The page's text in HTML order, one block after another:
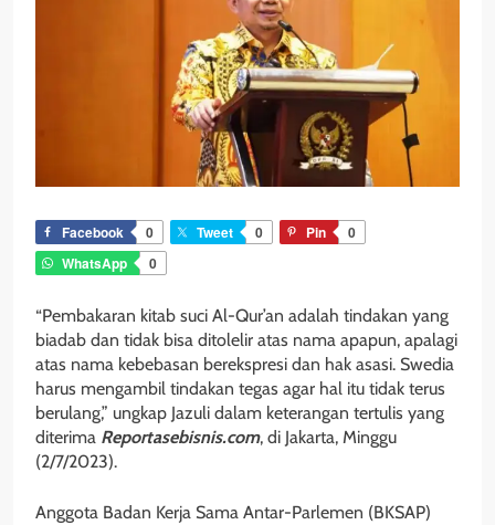
Facebook 0 Tweet 0 Pin
0
WhatsApp
0
“Pembakaran kitab suci Al-Qur’an adalah tindakan yang
biadab dan tidak bisa ditolelir atas nama apapun, apalagi
atas nama kebebasan berekspresi dan hak asasi. Swedia
harus mengambil tindakan tegas agar hal itu tidak terus
berulang,” ungkap Jazuli dalam keterangan tertulis yang
diterima Reportasebisnis.com, di Jakarta, Minggu
(2/7/2023).
Anggota Badan Kerja Sama Antar-Parlemen (BKSAP)